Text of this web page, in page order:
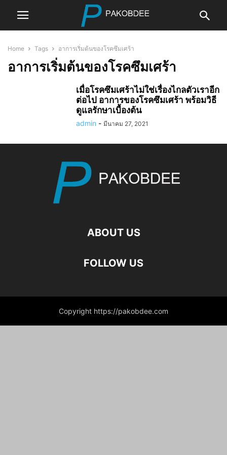
Home Tags อาการเริ่มต้นของโรคซึมเศร้า
อาการเริ่มต้นของโรคซึมเศร้า
เมื่อโรคซึมเศร้าไม่ใช่เรื่องไกลตัวเราอีก
ต่อไป อาการของโรคซึมเศร้า พร้อมวิธี
ดูแลรักษาเบื้องต้น
admin - มีนาคม 27, 2021
ABOUT US
FOLLOW US
Copyright https://pakobdee.com